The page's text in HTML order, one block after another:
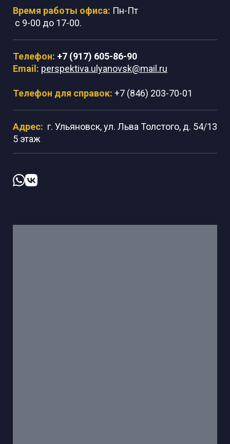
Время работы офиса: Пн-Пт
с 9-00 до 17-00.
Телефон: +7 (917) 605-86-90
Email: perspektiva.ulyanovsk@mail.ru
Телефон для справок: +7 (846) 203-70-01
Адрес: г. Ульяновск, ул. Льва Толстого, д. 54/13
5 этаж